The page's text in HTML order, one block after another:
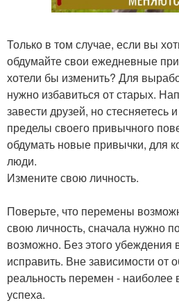
Только в том случае, если вы
обдумайте свои ежедневные
хотели бы изменить? Для
нужно избавиться от старых.
завести друзей, но стесняетесь
пределы своего привычного
обдумать новые привычки, для
люди.
Измените свою личность.
Поверьте, что перемены
свою личность, сначала нужно
возможно. Без этого убеждения
исправить. Вне зависимости от
реальность перемен -
успеха.